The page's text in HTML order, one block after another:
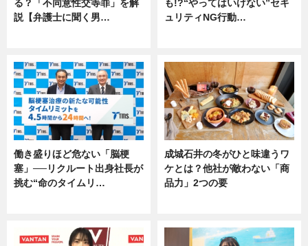
る？「不同意性交等罪」を解
説【弁護士に聞く男…
も!?“やってはいけない”セキ
ュリティNG行動…
働き盛りほど危ない「脳梗
塞」──リクルート出身社長が
挑む“命のタイムリ…
成城石井の冬がひと味違うワ
ケとは？他社が敵わない「商
品力」2つの要